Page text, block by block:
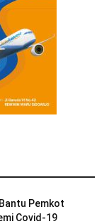
Pemkot
Covid-19